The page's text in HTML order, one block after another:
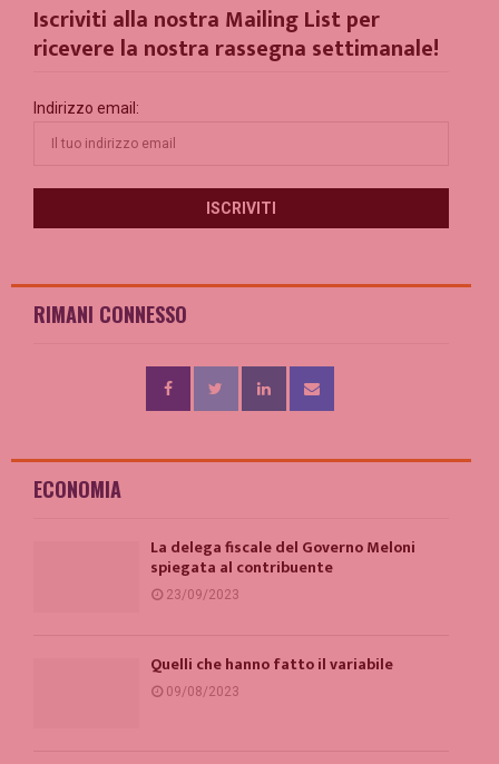
Iscriviti alla nostra Mailing List per
ricevere la nostra rassegna settimanale!
Indirizzo email:
RIMANI CONNESSO
ECONOMIA
La delega fiscale del Governo Meloni
spiegata al contribuente
23/09/2023
Quelli che hanno fatto il variabile
09/08/2023